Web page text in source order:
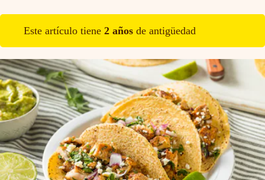
Este artículo tiene 2 años de antigüedad